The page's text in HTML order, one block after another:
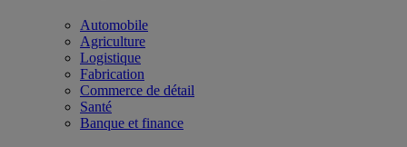
Automobile
Agriculture
Logistique
Fabrication
Commerce de détail
Santé
Banque et finance